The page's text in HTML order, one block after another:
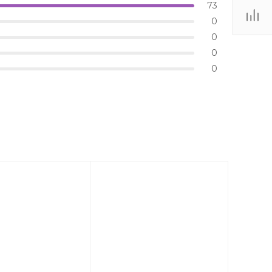
73
0
0
0
0